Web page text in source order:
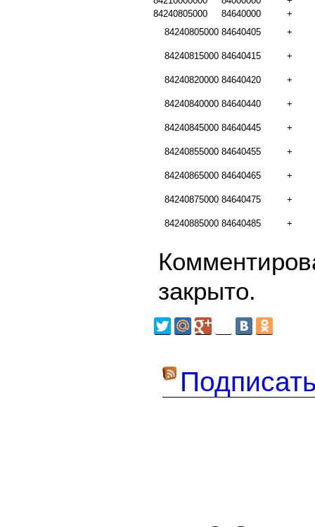
84240805000
84640000
+
84240805000 84640405 +
84240815000 84640415 +
84240820000 84640420 +
84240840000 84640440 +
84240845000 84640445 +
84240855000 84640455 +
84240865000 84640465 +
84240875000 84640475 +
84240885000 84640485 +
закрыто.